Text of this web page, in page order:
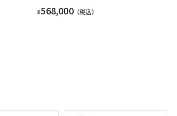
¥568,000（税込）